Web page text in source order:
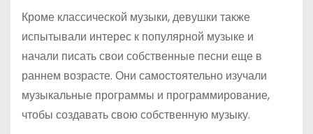
Кроме классической музыки, девушки также
испытывали интерес к популярной музыке и
начали писать свои собственные песни еще в
раннем возрасте. Они самостоятельно изучали
музыкальные программы и программирование,
чтобы создавать свою собственную музыку.